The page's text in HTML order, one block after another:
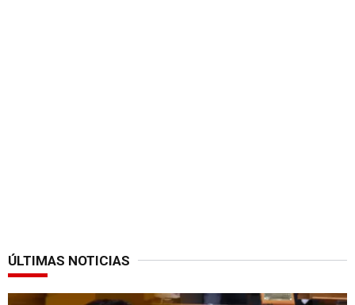
ÚLTIMAS NOTICIAS